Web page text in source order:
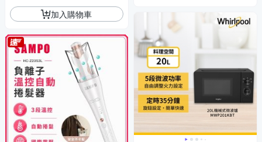
加入購物車